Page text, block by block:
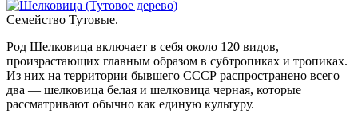
Семейство Тутовые.
Род Шелковица включает в себя около 120 видов,
произрастающих главным образом в субтропиках и тропиках.
Из них на территории бывшего СССР распространено всего
два — шелковица белая и шелковица черная, которые
рассматривают обычно как единую культуру.